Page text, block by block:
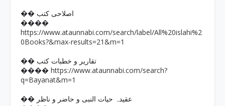
�� اصلاحی کتب
����
https://www.ataunnabi.com/search/label/All%20islahi%2
0Books?&max-results=21&m=1
�� تقاریر و خطبات کتب
���� https://www.ataunnabi.com/search?
q=Bayanat&m=1
�� عقیدہ حیات النبی و حاضر و ناظر